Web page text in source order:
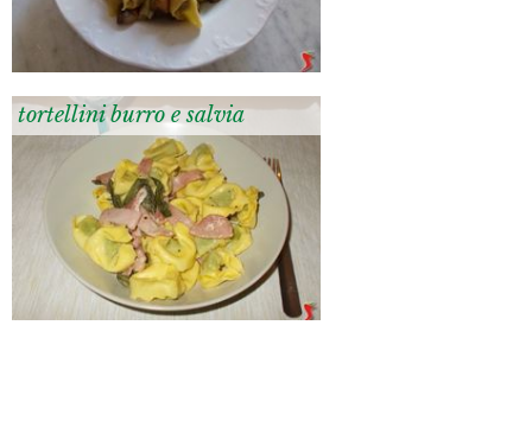
tortellini burro e salvia